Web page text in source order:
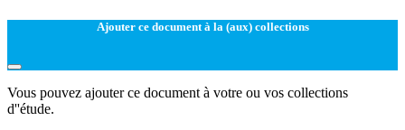
Ajouter ce document à la (aux) collections
Vous pouvez ajouter ce document à votre ou vos collections
d''étude.